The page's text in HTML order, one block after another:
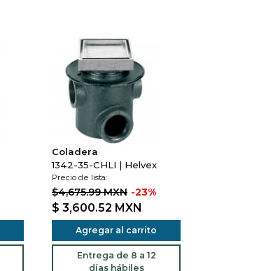
Coladera
1342-35-CHLI | Helvex
Precio de lista:
$4,675.99 MXN -23%
$ 3,600.52 MXN
Agregar al carrito
Entrega de 8 a 12
días hábiles